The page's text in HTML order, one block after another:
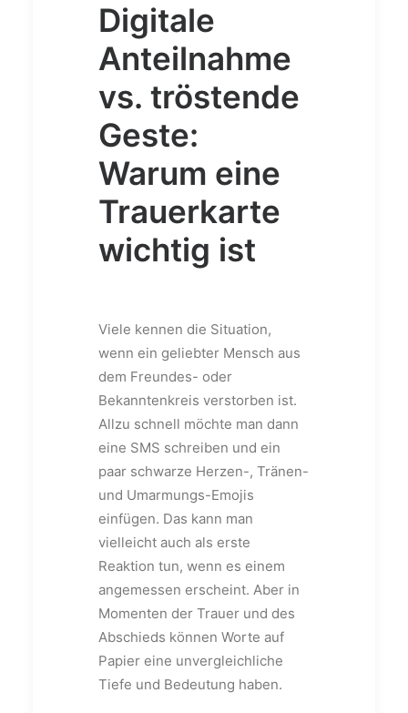
Digitale
Anteilnahme
vs. tröstende
Geste:
Warum eine
Trauerkarte
wichtig ist
Viele kennen die Situation,
wenn ein geliebter Mensch aus
dem Freundes- oder
Bekanntenkreis verstorben ist.
Allzu schnell möchte man dann
eine SMS schreiben und ein
paar schwarze Herzen-, Tränen-
und Umarmungs-Emojis
einfügen. Das kann man
vielleicht auch als erste
Reaktion tun, wenn es einem
angemessen erscheint. Aber in
Momenten der Trauer und des
Abschieds können Worte auf
Papier eine unvergleichliche
Tiefe und Bedeutung haben.